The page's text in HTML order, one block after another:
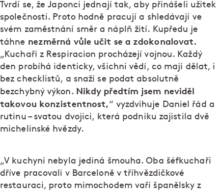
Tvrdí se, že Japonci jednají tak, aby přinášeli užitek
společnosti. Proto hodně pracují a shledávají ve
svém zaměstnání směr a náplň žití. Kupředu je
táhne nezměrná vůle učit se a zdokonalovat.
„Kuchaři z Respiracion procházejí vojnou. Každý
den probíhá identicky, všichni vědí, co mají dělat, i
bez checklistů, a snaží se podat absolutně
bezchybný výkon. Nikdy předtím jsem neviděl
takovou konzistentnost,“ vyzdvihuje Daniel řád a
rutinu – svatou dvojici, která podniku zajistila dvě
michelinské hvězdy.
„V kuchyni nebyla jediná šmouha. Oba šéfkuchaři
dříve pracovali v Barceloně v tříhvězdičkové
restauraci, proto mimochodem vaří španělsky z